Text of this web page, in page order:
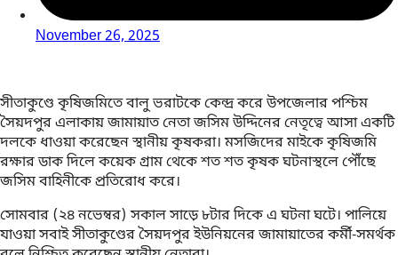
November 26, 2025
সীতাকুণ্ডে কৃষিজমিতে বালু ভরাটকে কেন্দ্র করে উপজেলার পশ্চিম
সৈয়দপুর এলাকায় জামায়াত নেতা জসিম উদ্দিনের নেতৃত্বে আসা একটি
দলকে ধাওয়া করেছেন স্থানীয় কৃষকরা। মসজিদের মাইকে কৃষিজমি
রক্ষার ডাক দিলে কয়েক গ্রাম থেকে শত শত কৃষক ঘটনাস্থলে পৌঁছে
জসিম বাহিনীকে প্রতিরোধ করে।
সোমবার (২৪ নভেম্বর) সকাল সাড়ে ৮টার দিকে এ ঘটনা ঘটে। পালিয়ে
যাওয়া সবাই সীতাকুণ্ডের সৈয়দপুর ইউনিয়নের জামায়াতের কর্মী-সমর্থক